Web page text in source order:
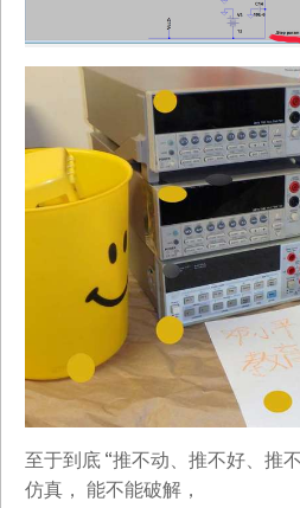
至于到底 “推不动、推不好、推
仿真， 能不能破解，